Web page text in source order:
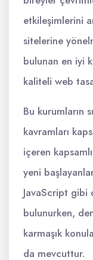
etkileşimlerini
sitelerine
bulunan en iyi
kaliteli web
Bu kurumların
kavramları
içeren
yeni
JavaScript
bulunurken,
karmaşık
da mevcuttur.